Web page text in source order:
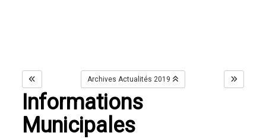
Archives Actualités 2019
Informations
Municipales